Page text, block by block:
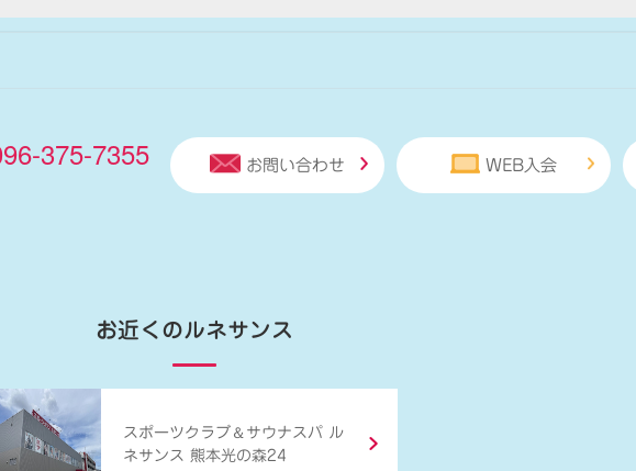
375-7355 お問い合わせ WEB入会
お近くのルネサンス
スポーツクラブ ＆ サウナスパ ル
ネサンス 熊本光の森24